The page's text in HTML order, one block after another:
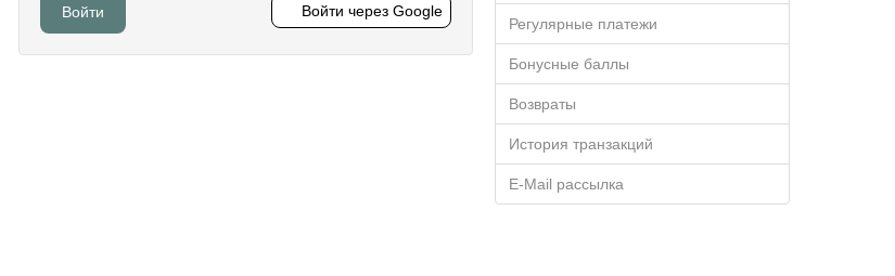
Войти через Google
Регулярные платежи
Бонусные баллы
Возвраты
История транзакций
E-Mail рассылка